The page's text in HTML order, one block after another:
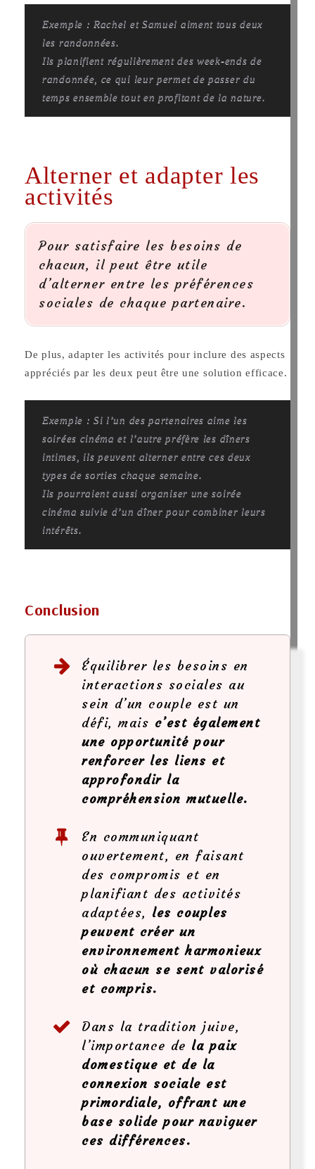
Exemple : Rachel et Samuel aiment tous deux
les randonnées.
Ils planifient régulièrement des week-ends de
randonnée, ce qui leur permet de passer du
temps ensemble tout en profitant de la nature.
Alterner et adapter les
activités
Pour satisfaire les besoins de
chacun, il peut être utile
d’alterner entre les préférences
sociales de chaque partenaire.
De plus, adapter les activités pour inclure des aspects
appréciés par les deux peut être une solution efficace.
Exemple : Si l’un des partenaires aime les
soirées cinéma et l’autre préfère les dîners
intimes, ils peuvent alterner entre ces deux
types de sorties chaque semaine.
Ils pourraient aussi organiser une soirée
cinéma suivie d’un dîner pour combiner leurs
intérêts.
Conclusion
Équilibrer les besoins en
interactions sociales au
sein d’un couple est un
défi, mais c’est également
une opportunité pour
renforcer les liens et
approfondir la
compréhension mutuelle.
En communiquant
ouvertement, en faisant
des compromis et en
planifiant des activités
adaptées, les couples
peuvent créer un
environnement harmonieux
où chacun se sent valorisé
et compris.
Dans la tradition juive,
l’importance de la paix
domestique et de la
connexion sociale est
primordiale, offrant une
base solide pour naviguer
ces différences.